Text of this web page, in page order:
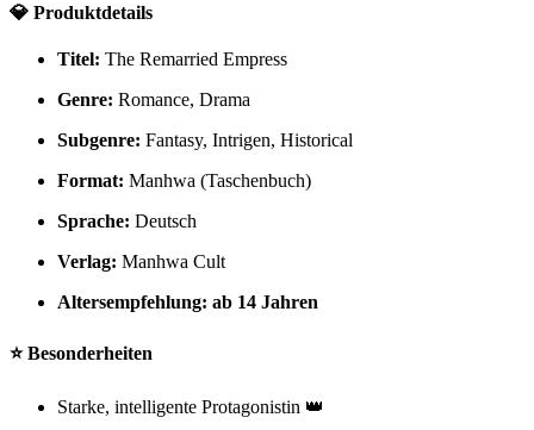
💎 Produktdetails
Titel: The Remarried Empress
Genre: Romance, Drama
Subgenre: Fantasy, Intrigen, Historical
Format: Manhwa (Taschenbuch)
Sprache: Deutsch
Verlag: Manhwa Cult
Altersempfehlung: ab 14 Jahren
⭐ Besonderheiten
Starke, intelligente Protagonistin 👑